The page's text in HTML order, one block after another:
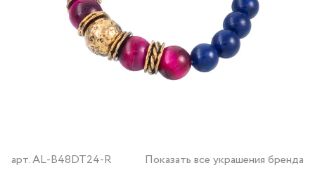
арт.AL-B48DT24-R Показать все украшения бренда